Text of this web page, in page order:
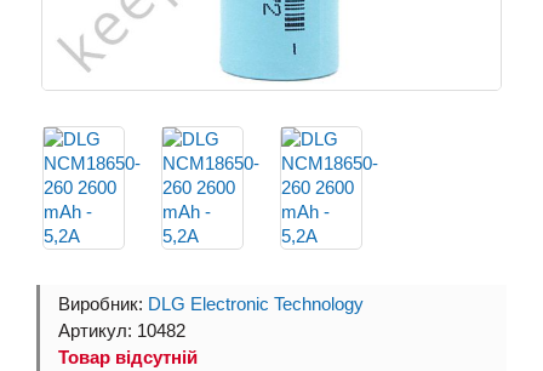
Виробник: DLG Electronic Technology
Артикул: 10482
Товар відсутній